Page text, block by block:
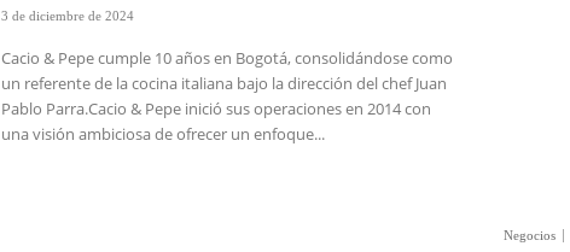
3 de diciembre de 2024
Cacio & Pepe cumple 10 años en Bogotá, consolidándose como
un referente de la cocina italiana bajo la dirección del chef Juan
Pablo Parra.Cacio & Pepe inició sus operaciones en 2014 con
una visión ambiciosa de ofrecer un enfoque...
Negocios